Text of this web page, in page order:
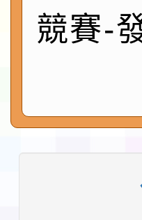
鎮韌性
速演練
「115
本校
告(不
檢送「
賽實施
本市「
程安排
「桃
競賽-